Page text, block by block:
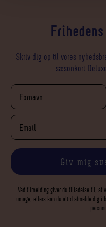
Skriv dig op til vores
sæsonkort
Giv mig
Ved tilmelding giver du tilladelse til, at
umage, ellers kan du altid afmelde dig i